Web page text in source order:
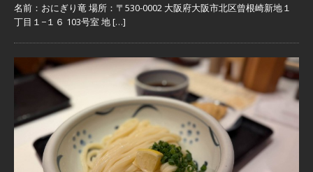
名前：おにぎり竜 場所：〒530-0002 大阪府大阪市北区曾根崎新地１
丁目１−１６ 103号室 地[…]